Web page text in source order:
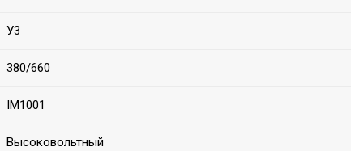
У3
380/660
IM1001
Высоковольтный